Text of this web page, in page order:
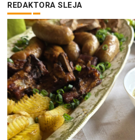
REDAKTORA SLEJA